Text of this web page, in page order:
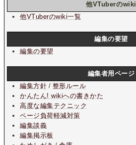
他VTuberのwiki
他VTuberのwiki一覧
編集の要望
編集の要望
編集者用ページ
編集方針 / 整形ルール
かんたん! wikiへの書きかた
高度な編集テクニック
ページ負荷軽減対策
編集談義
編集掲示板